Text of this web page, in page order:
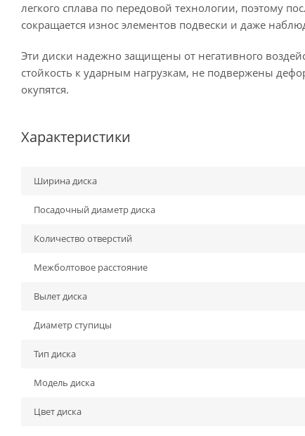
легкого сплава по передовой технологии, поэтому
сокращается износ элементов подвески и даже
Эти диски надежно защищены от негативного
стойкость к ударным нагрузкам, не подвержены
окупятся.
Характеристики
Ширина диска
Посадочный диаметр диска
Количество отверстий
Межболтовое расстояние
Вылет диска
Диаметр ступицы
Тип диска
Модель диска
Цвет диска